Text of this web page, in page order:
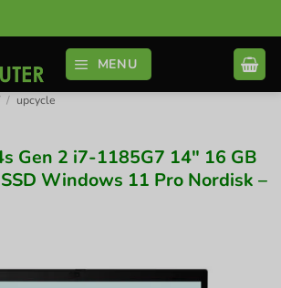
MENU
/ upcycle
Gen 2 i7-1185G7 14″ 16 GB
Windows 11 Pro Nordisk –